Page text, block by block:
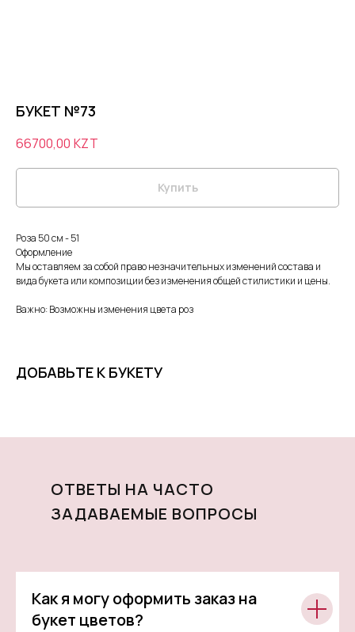
БУКЕТ №73
66700,00 KZT
Купить
Роза 50 см - 51
Оформление
Мы оставляем за собой право незначительных изменений состава и
вида букета или композиции без изменения общей стилистики и цены.
Важно: Возможны изменения цвета роз
ДОБАВЬТЕ К БУКЕТУ
ОТВЕТЫ НА ЧАСТО
ЗАДАВАЕМЫЕ ВОПРОСЫ
Как я могу оформить заказ на
букет цветов?